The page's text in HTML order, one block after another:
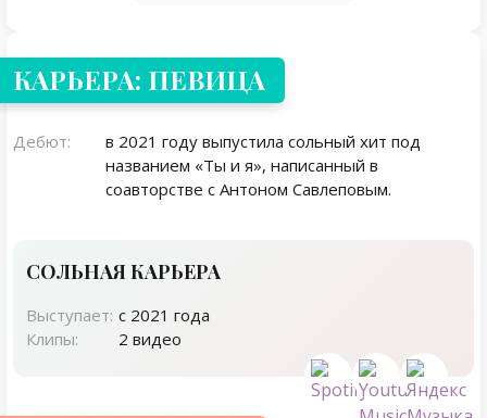
КАРЬЕРА: ПЕВИЦА
Дебют:
в 2021 году выпустила сольный хит под
названием «Ты и я», написанный в
соавторстве с Антоном Савлеповым.
СОЛЬНАЯ КАРЬЕРА
Выступает: с 2021 года
Клипы:
2 видео